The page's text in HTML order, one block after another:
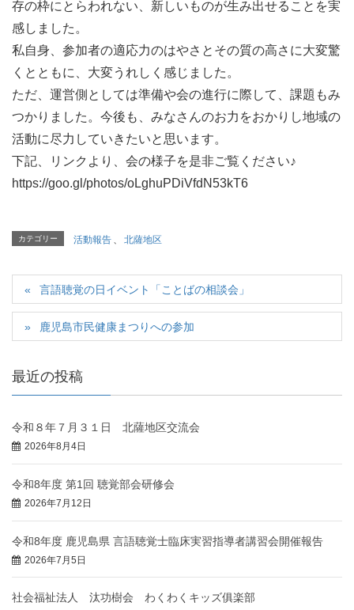
存の枠にとらわれない、新しいものが生み出せることを実
感しました。
私自身、参加者の適応力のはやさとその質の高さに大変驚
くとともに、大変うれしく感じました。
ただ、運営側としては準備や会の進行に際して、課題もみ
つかりました。今後も、みなさんのお力をおかりし地域の
活動に尽力していきたいと思います。
下記、リンクより、会の様子を是非ご覧ください♪
https://goo.gl/photos/oLghuPDiVfdN53kT6
カテゴリー 活動報告 、 北薩地区
言語聴覚の日イベント「ことばの相談会」
鹿児島市民健康まつりへの参加
最近の投稿
令和８年７月３１日 北薩地区交流会
2026年8月4日
令和8年度 第1回 聴覚部会研修会
2026年7月12日
令和8年度 鹿児島県 言語聴覚士臨床実習指導者講習会開催報告
2026年7月5日
社会福祉法人 汰功樹会 わくわくキッズ俱楽部